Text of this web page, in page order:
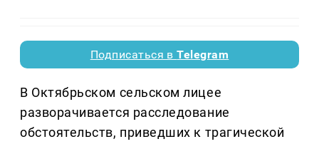
Подписаться вTelegram
В Октябрьском сельском лицее
разворачивается расследование
обстоятельств, приведших к трагической